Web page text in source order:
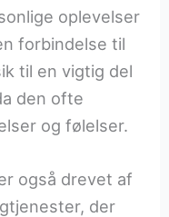
oplevelser
forbindelse til
til en vigtig del
den ofte
og følelser.
også drevet af
der